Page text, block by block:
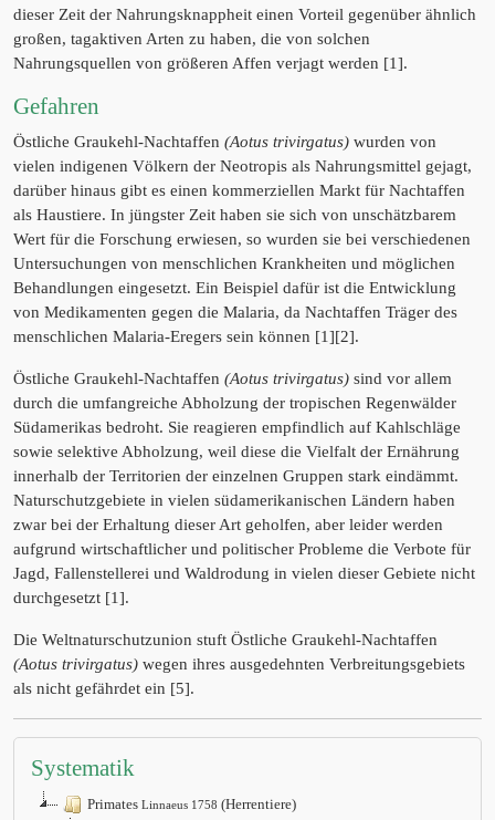
dieser Zeit der Nahrungsknappheit einen Vorteil gegenüber ähnlich
großen, tagaktiven Arten zu haben, die von solchen
Nahrungsquellen von größeren Affen verjagt werden [1].
Gefahren
Östliche Graukehl-Nachtaffen (Aotus trivirgatus) wurden von
vielen indigenen Völkern der Neotropis als Nahrungsmittel gejagt,
darüber hinaus gibt es einen kommerziellen Markt für Nachtaffen
als Haustiere. In jüngster Zeit haben sie sich von unschätzbarem
Wert für die Forschung erwiesen, so wurden sie bei verschiedenen
Untersuchungen von menschlichen Krankheiten und möglichen
Behandlungen eingesetzt. Ein Beispiel dafür ist die Entwicklung
von Medikamenten gegen die Malaria, da Nachtaffen Träger des
menschlichen Malaria-Eregers sein können [1][2].
Östliche Graukehl-Nachtaffen (Aotus trivirgatus) sind vor allem
durch die umfangreiche Abholzung der tropischen Regenwälder
Südamerikas bedroht. Sie reagieren empfindlich auf Kahlschläge
sowie selektive Abholzung, weil diese die Vielfalt der Ernährung
innerhalb der Territorien der einzelnen Gruppen stark eindämmt.
Naturschutzgebiete in vielen südamerikanischen Ländern haben
zwar bei der Erhaltung dieser Art geholfen, aber leider werden
aufgrund wirtschaftlicher und politischer Probleme die Verbote für
Jagd, Fallenstellerei und Waldrodung in vielen dieser Gebiete nicht
durchgesetzt [1].
Die Weltnaturschutzunion stuft Östliche Graukehl-Nachtaffen
(Aotus trivirgatus) wegen ihres ausgedehnten Verbreitungsgebiets
als nicht gefährdet ein [5].
Systematik
Primates Linnaeus 1758 (Herrentiere)